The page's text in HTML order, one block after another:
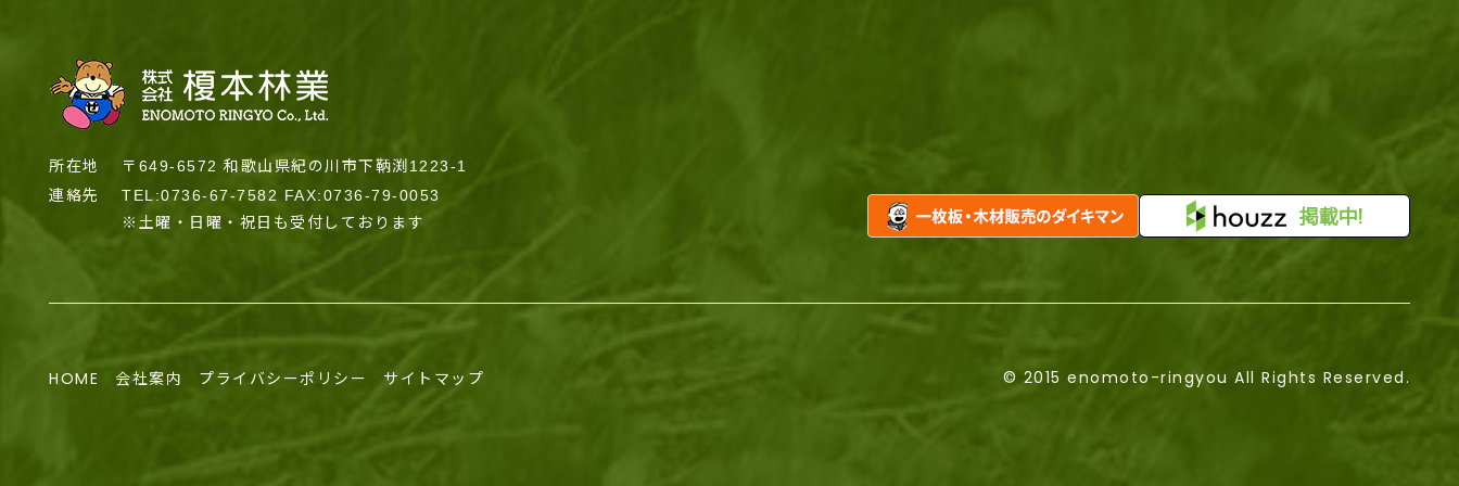
所在地
〒649-6572 和歌山県紀の川市下鞆渕1223-1
連絡先
TEL:0736-67-7582 FAX:0736-79-0053
※土曜・日曜・祝日も受付しております
HOME 会社案内 プライバシーポリシー サイトマップ © 2015 enomoto-ringyou All Rights Reserved.